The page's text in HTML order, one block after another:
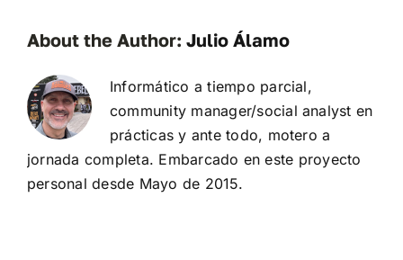
About the Author: Julio Álamo
Informático a tiempo parcial,
community manager/social analyst en
prácticas y ante todo, motero a
jornada completa. Embarcado en este proyecto
personal desde Mayo de 2015.